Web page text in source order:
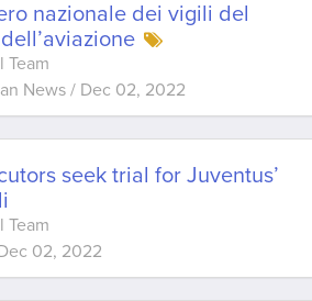
nazionale dei vigili del
dell’aviazione
Team
News / Dec 02, 2022
seek trial for Juventus’
Team
02, 2022